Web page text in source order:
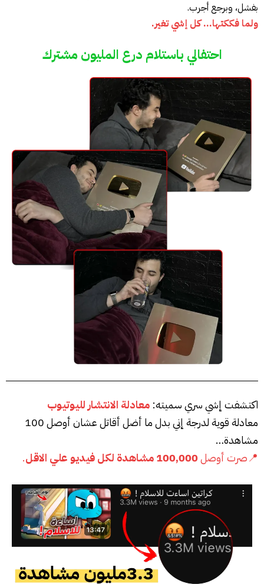
بفشل، وبرجع أجرب.
ولما فككتها… كل إشي تغير.
احتفالي باستلام درع المليون مشترك
اكتشفت إشي سري سميته: معادلة الانتشار لليوتيوب
معادلة قوية لدرجة إني بدل ما أضل أقاتل عشان أوصل 100
مشاهدة…
📍صرت أوصل100,000 مشاهدة لكل فيديو علي الاقل .